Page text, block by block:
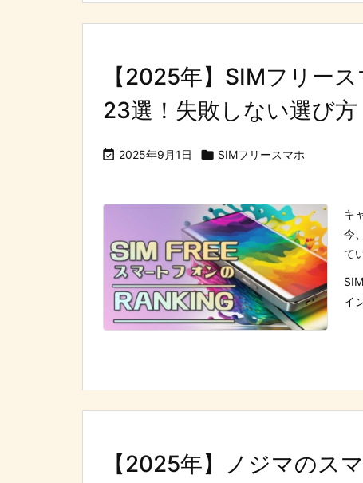
【2025年】SIMフリー
23選！失敗しない選び方
 2025年9月1日  SIMフリースマホ
キ
今
て
イ
【2025年】ノジマのス